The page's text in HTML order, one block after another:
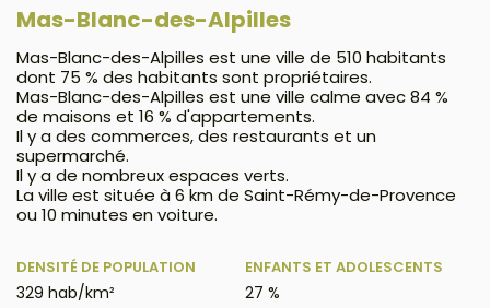
Mas-Blanc-des-Alpilles
Mas-Blanc-des-Alpilles est une ville de 510 habitants
dont 75 % des habitants sont propriétaires.
Mas-Blanc-des-Alpilles est une ville calme avec 84 %
de maisons et 16 % d'appartements.
Il y a des commerces, des restaurants et un
supermarché.
Il y a de nombreux espaces verts.
La ville est située à 6 km de Saint-Rémy-de-Provence
ou 10 minutes en voiture.
DENSITÉ DE POPULATION
329 hab/km²
ENFANTS ET ADOLESCENTS
27 %